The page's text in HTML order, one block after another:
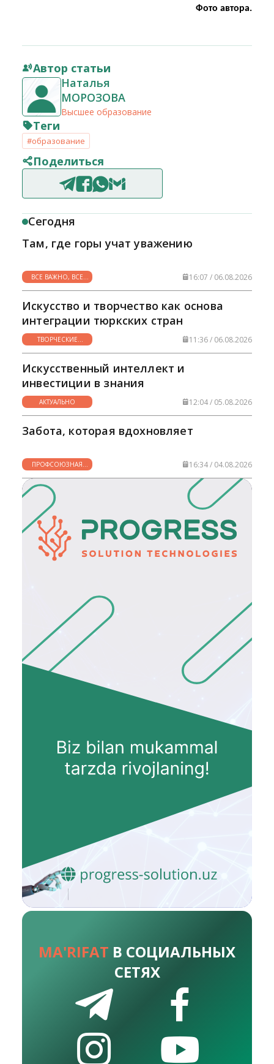
Фото автора.
Автор статьи
Наталья
МОРОЗОВА
Высшее образование
Теги
#образование
Поделиться
Сегодня
Там, где горы учат уважению
ВСЕ ВАЖНО, ВСЕ
НУЖНО
16:07 / 06.08.2026
Искусство и творчество как основа
интеграции тюркских стран
ТВОРЧЕСКИЕ
ГОРИЗОНТЫ
11:36 / 06.08.2026
Искусственный интеллект и
инвестиции в знания
АКТУАЛЬНО 12:04 / 05.08.2026
Забота, которая вдохновляет
ПРОФСОЮЗНАЯ
ЖИЗНЬ
16:34 / 04.08.2026
MA'RIFAT В СОЦИАЛЬНЫХ
СЕТЯХ